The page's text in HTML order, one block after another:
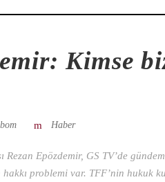
Kimse
Haber
Rezan Epözdemir, GS TV’de
problemi var. TFF’nin hukuk